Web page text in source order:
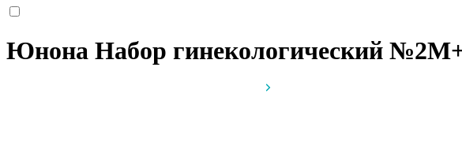
Юнона Набор гинекологический